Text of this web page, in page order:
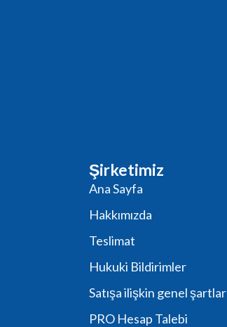
Şirketimiz
Ana Sayfa
Hakkımızda
Teslimat
Hukuki Bildirimler
Satışa ilişkin genel şartlar
PRO Hesap Talebi